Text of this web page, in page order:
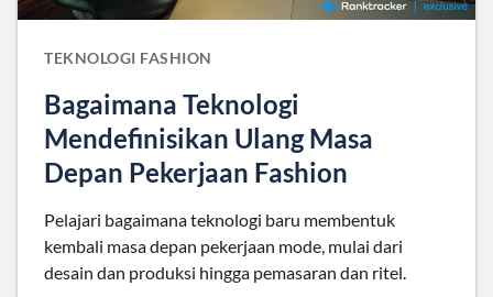
TEKNOLOGI FASHION
Bagaimana Teknologi
Mendefinisikan Ulang Masa
Depan Pekerjaan Fashion
Pelajari bagaimana teknologi baru membentuk
kembali masa depan pekerjaan mode, mulai dari
desain dan produksi hingga pemasaran dan ritel.